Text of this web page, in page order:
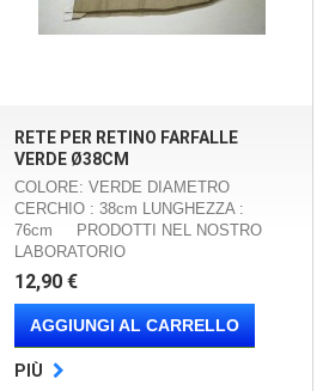
RETE PER RETINO FARFALLE
VERDE Ø38CM
COLORE: VERDE DIAMETRO
CERCHIO : 38cm LUNGHEZZA :
76cm PRODOTTI NEL NOSTRO
LABORATORIO
12,90 €
AGGIUNGI AL CARRELLO
PIÙ